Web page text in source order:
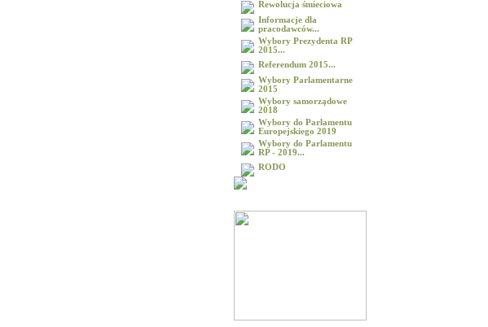
Rewolucja śmieciowa
Informacje dla
pracodawców...
Wybory Prezydenta RP
2015...
Referendum 2015...
Wybory Parlamentarne
2015
Wybory samorządowe
2018
Wybory do Parlamentu
Europejskiego 2019
Wybory do Parlamentu
RP - 2019...
RODO